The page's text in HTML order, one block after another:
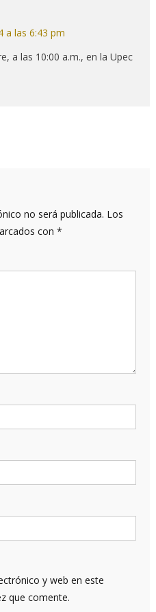
a las 6:43 pm
a las 10:00 a.m., en la Upec
no será publicada. Los
con *
y web en este
que comente.